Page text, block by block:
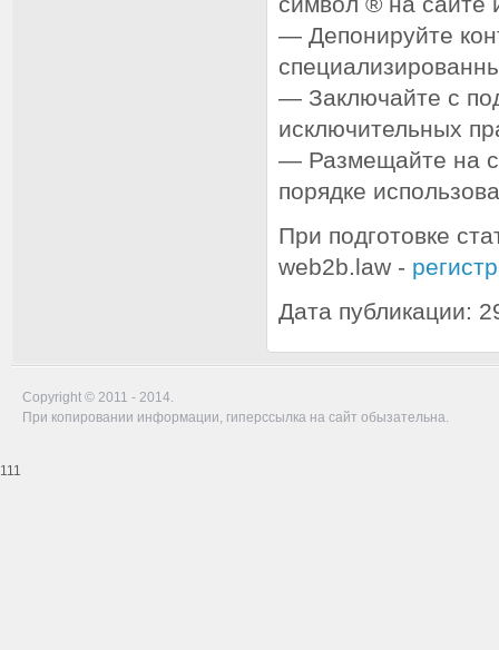
— Депонируйте
— Заключайте с
исключительных
— Размещайте на
порядке
При подготовке
web2b.law -
Дата публикации:
Copyright © 2011 - 2014.
При копировании информации, гиперссылка на сайт обызательна.
111